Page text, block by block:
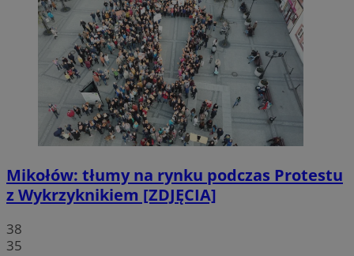
Mikołów: tłumy na rynku podczas Protestu
z Wykrzyknikiem [ZDJĘCIA]
38
35